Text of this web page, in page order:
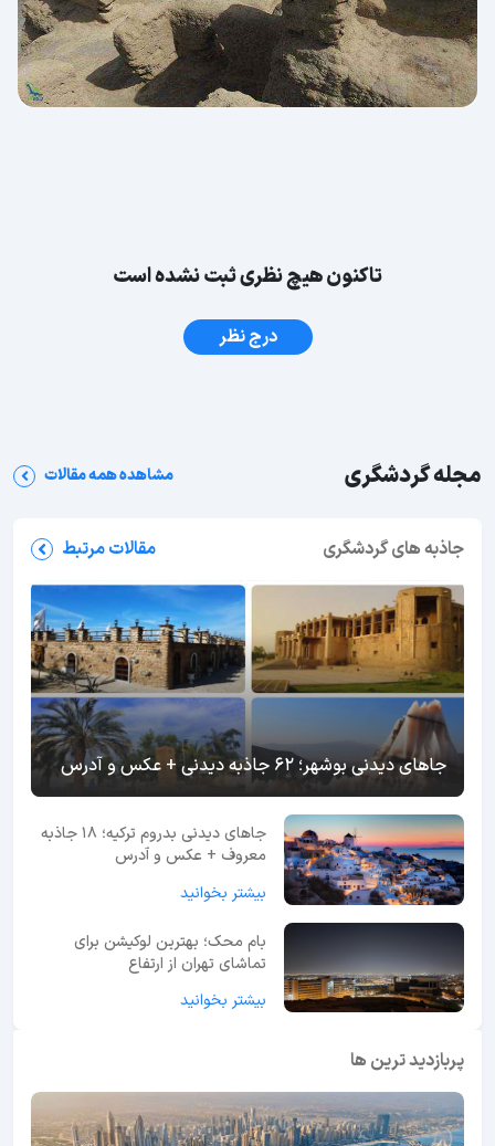
تاکنون هیچ نظری ثبت نشده است
درج نظر
مجله گردشگری مشاهده همه مقالات
جاذبه های گردشگری مقالات مرتبط
جاهای دیدنی بوشهر؛ 62 جاذبه دیدنی + عکس و آدرس
جاهای دیدنی بدروم ترکیه؛ 18 جاذبه
معروف + عکس و آدرس
بیشتر بخوانید
بام محک؛ بهترین لوکیشن برای
تماشای تهران از ارتفاع
بیشتر بخوانید
پربازدید ترین ها